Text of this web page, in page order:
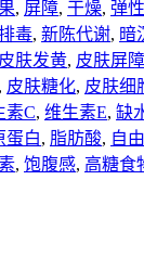
, 屏障, 干燥, 弹性
毒, 新陈代谢, 暗
皮肤发黄, 皮肤屏障
, 皮肤糖化, 皮肤细
素C, 维生素E, 缺
蛋白, 脂肪酸, 自
, 饱腹感, 高糖食